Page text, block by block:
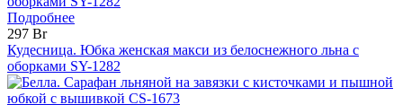
Подробнее
297 Br
Кудесница. Юбка женская макси из белоснежного льна с
оборками SY-1282